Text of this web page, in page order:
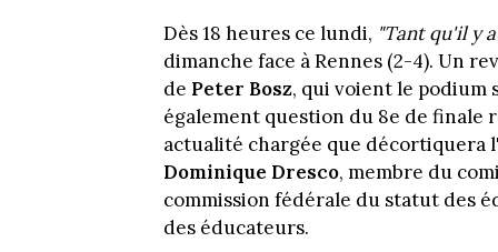
Dès 18 heures ce lundi, "Tant qu'il y
dimanche face à Rennes (2-4). Un
de Peter Bosz, qui voient le podium
également question du 8e de finale
actualité chargée que décortiquera
Dominique Dresco, membre du
commission fédérale du statut des
des éducateurs.